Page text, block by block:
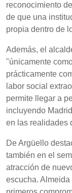
reconocimiento
de que una
propia dentro de
Además, el
"únicamente
prácticamente
labor social
permite llegar a
incluyendo
en las realidades
De Argüello
también en el
atracción de
escucha.